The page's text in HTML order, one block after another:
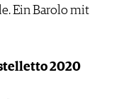
Ein Barolo mit
2020